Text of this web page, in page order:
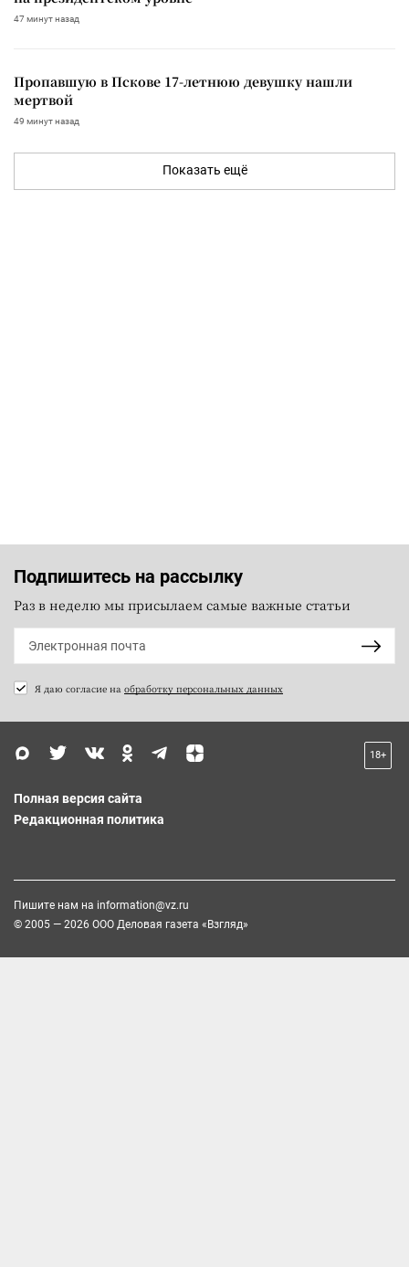
47 минут назад
Пропавшую в Пскове 17-летнюю девушку нашли
мертвой
49 минут назад
Показать ещё
Подпишитесь на рассылку
Раз в неделю мы присылаем самые важные статьи
Я даю согласие на обработку персональных данных
18+
Полная версия сайта
Редакционная политика
Пишите нам на information@vz.ru
© 2005 — 2026 ООО Деловая газета «Взгляд»